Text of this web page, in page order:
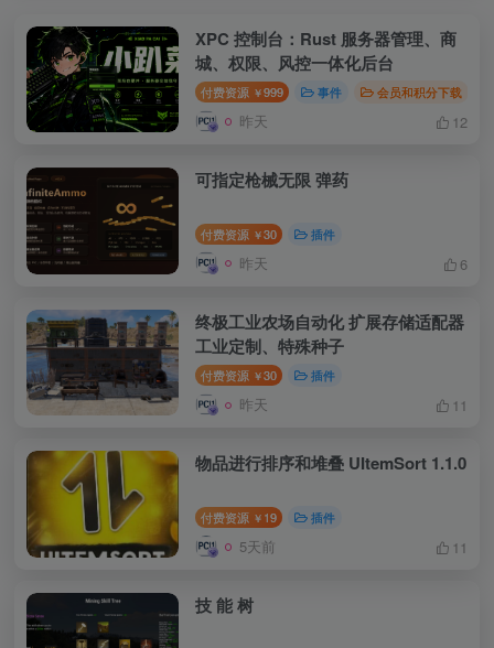
XPC 控制台：Rust 服务器管理、商
城、权限、风控一体化后台
付费资源 ￥999 事件 会员和积分下载
昨天 12
可指定枪械无限 弹药
付费资源 ￥30 插件
昨天 6
终极工业农场自动化 扩展存储适配器
工业定制、特殊种子
付费资源 ￥30 插件
昨天 11
物品进行排序和堆叠 UItemSort 1.1.0
付费资源 ￥ 19 插件
5天前 11
技 能 树